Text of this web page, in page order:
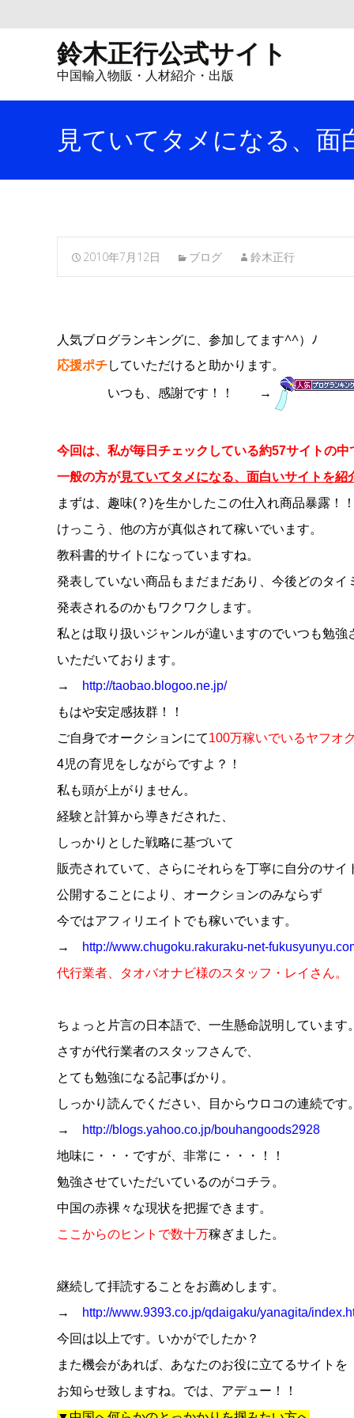
鈴木正行公式サイト
中国輸入物販・人材紹介・出版
見ていてタメになる、面
2010年7月12日 ブログ 鈴木正行
人気ブログランキングに、参加してます^^）ﾉ
応援ポチしていただけると助かります。
いつも、感謝です！！
→
今回は、私が毎日チェックしている約57サイトの中
一般の方が見ていてタメになる、面白いサイトを
まずは、趣味(？)を生かしたこの仕入れ商品暴露！！
けっこう、他の方が真似されて稼いでいます。
教科書的サイトになっていますね。
発表していない商品もまだまだあり、今後どのタイ
発表されるのかもワクワクします。
私とは取り扱いジャンルが違いますのでいつも勉強
いただいております。
→
http://taobao.blogoo.ne.jp/
もはや安定感抜群！！
ご自身でオークションにて100万稼いでいるヤフオ
4児の育児をしながらですよ？！
私も頭が上がりません。
経験と計算から導きだされた、
しっかりとした戦略に基づいて
販売されていて、さらにそれらを丁寧に自分のサイ
公開することにより、オークションのみならず
今ではアフィリエイトでも稼いでいます。
→
http://www.chugoku.rakuraku-net-
代行業者、タオバオナビ様のスタッフ・レイさん。
ちょっと片言の日本語で、一生懸命説明しています。
さすが代行業者のスタッフさんで、
とても勉強になる記事ばかり。
しっかり読んでください、目からウロコの連続です。
→
http://blogs.yahoo.co.jp/bouhangoods2928
地味に・・・ですが、非常に・・・！！
勉強させていただいているのがコチラ。
中国の赤裸々な現状を把握できます。
ここからのヒントで数十万稼ぎました。
継続して拝読することをお薦めします。
→
http://www.9393.co.jp/qdaigaku/yanagita/
今回は以上です。いかがでしたか？
また機会があれば、あなたのお役に立てるサイトを
お知らせ致しますね。では、アデュー！！